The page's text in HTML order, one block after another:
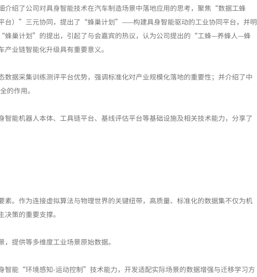
介绍了公司对具身智能技术在汽车制造场景中落地应用的思考，聚焦“数据工蜂
平台）”三元协同，提出了“蜂巢计划”——构建具身智能驱动的工业协同平台，并明
蜂巢计划”的提出，引起了与会嘉宾的热议，认为公司提出的“工蜂—养蜂人—蜂
业链智能化升级具有重要意义。
数据采集训练测评平台优势，强调标准化对产业规模化落地的重要性；并介绍了中
的作用。
智能机器人本体、工具链平台、基线评估平台等基础设施及相关技术能力，分享了
素。作为连接虚拟算法与物理世界的关键纽带，高质量、标准化的数据集不仅为机
策的重要支撑。
提供等多维度工业场景原始数据。
智能“环境感知-运动控制”技术能力，开发适配实际场景的数据增强与迁移学习方